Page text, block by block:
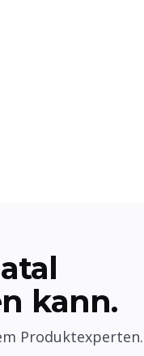
kann.
Produktexperten.